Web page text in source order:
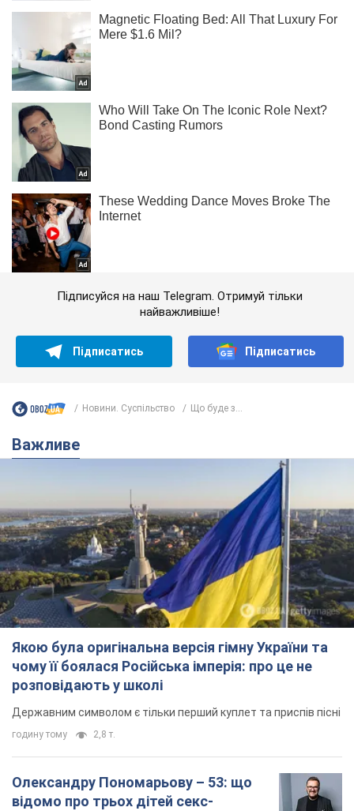
Підписуйся на наш Telegram. Отримуй тільки
найважливіше!
Підписатись Підписатись
Новини. Суспільство Що буде з...
Важливе
Якою була оригінальна версія гімну України та
чому її боялася Російська імперія: про це не
розповідають у школі
Державним символом є тільки перший куплет та приспів пісні
годину тому 2,8 т.
Олександру Пономарьову – 53: що
відомо про трьох дітей секс-